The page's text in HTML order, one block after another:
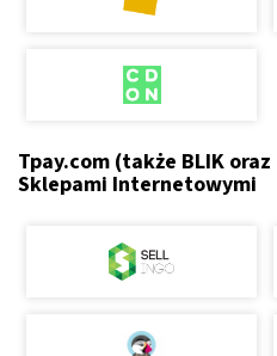
Tpay.com (także BLIK
Sklepami Internetowymi